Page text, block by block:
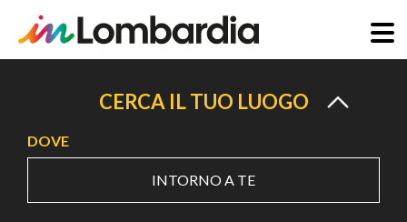
principale
CERCA IL TUO LUOGO
DOVE
INTORNO A TE